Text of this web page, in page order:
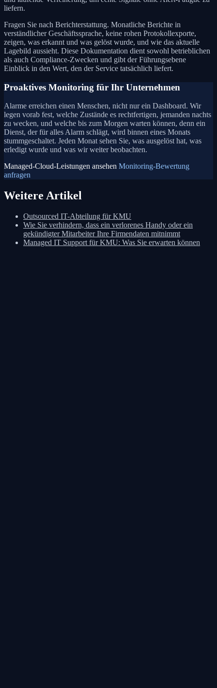
liefern.
Fragen Sie nach Berichterstattung. Monatliche Berichte in
verständlicher Geschäftssprache, keine rohen Protokollexporte,
zeigen, was erkannt und was gelöst wurde, und wie das aktuelle
Lagebild aussieht. Diese Dokumentation dient sowohl betrieblichen
als auch Compliance-Zwecken und gibt der Führungsebene
Einblick in den Wert, den der Service tatsächlich liefert.
Proaktives Monitoring für Ihr Unternehmen
Alarme erreichen einen Menschen, nicht nur ein Dashboard. Wir
legen vorab fest, welche Zustände es rechtfertigen, jemanden nachts
zu wecken, und welche bis zum Morgen warten können, denn ein
Dienst, der für alles Alarm schlägt, wird binnen eines Monats
stummgeschaltet. Jeden Monat sehen Sie, was ausgelöst hat, was
erledigt wurde und was wir weiter beobachten.
Managed-Cloud-Leistungen ansehen Monitoring-Bewertung
anfragen
Weitere Artikel
Outsourced IT-Abteilung für KMU
Wie Sie verhindern, dass ein verlorenes Handy oder ein
gekündigter Mitarbeiter Ihre Firmendaten mitnimmt
Managed IT Support für KMU: Was Sie erwarten können